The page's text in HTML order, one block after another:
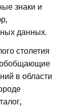
знаки и
данных.
столетия
обобщающие
в области